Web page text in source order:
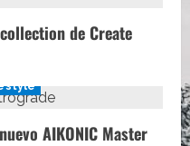
de Create
AIKONIC Master